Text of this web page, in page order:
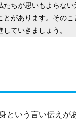
たちが思いもよらな
とがあります。そのこ
ていきましょう。
という言い伝えが